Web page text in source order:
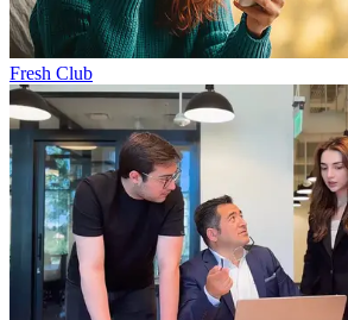
Fresh Club